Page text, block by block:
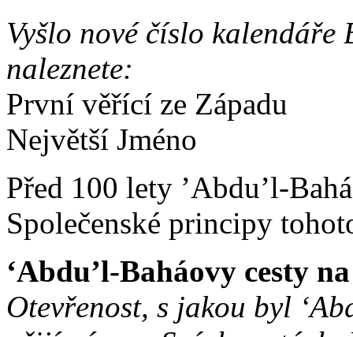
Vyšlo nové číslo kalendáře
naleznete:
První věřící ze Západu
Největší Jméno
Před 100 lety ’Abdu’l-
Společenské principy
‘Abdu’l-Baháovy cesty
Otevřenost, s jakou byl